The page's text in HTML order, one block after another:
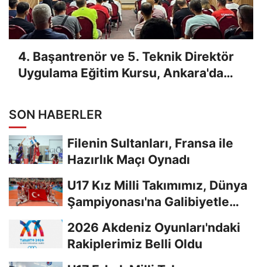
4. Başantrenör ve 5. Teknik Direktör
Uygulama Eğitim Kursu, Ankara'da
SON HABERLER
Filenin Sultanları, Fransa ile
Hazırlık Maçı Oynadı
U17 Kız Milli Takımımız, Dünya
Şampiyonası'na Galibiyetle
2026 Akdeniz Oyunları'ndaki
Rakiplerimiz Belli Oldu